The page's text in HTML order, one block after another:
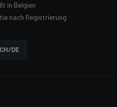
in Belgien
nach Registrierung
CH/DE